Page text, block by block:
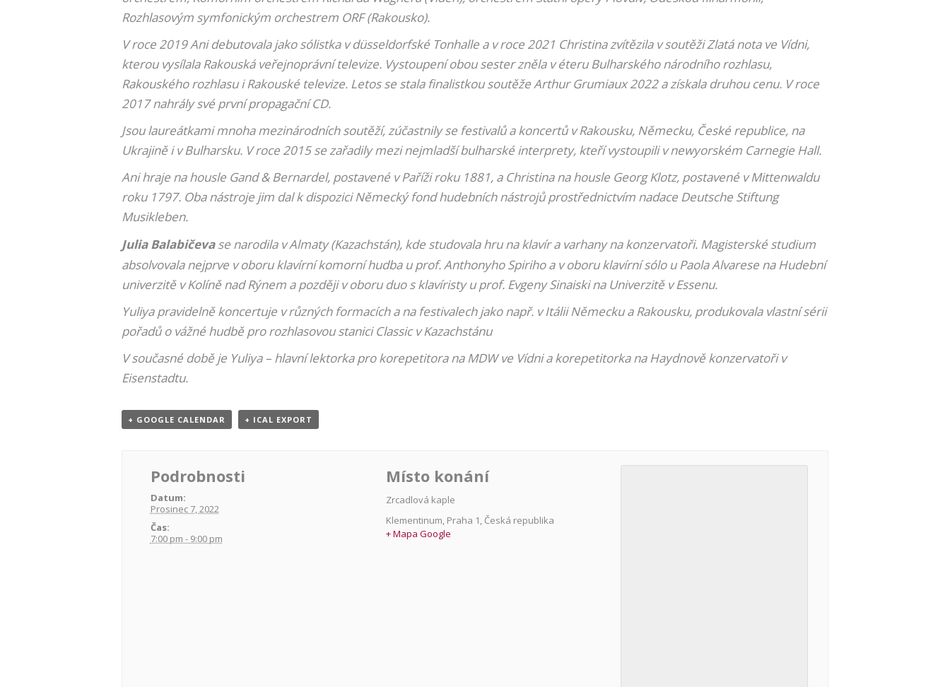
Rozhlasovým symfonickým orchestrem ORF (Rakousko).
V roce 2019 Ani debutovala jako sólistka v düsseldorfské Tonhalle a v roce 2021 Christina zvítězila v soutěži Zlatá nota ve Vídni,
kterou vysílala Rakouská veřejnoprávní televize. Vystoupení obou sester zněla v éteru Bulharského národního rozhlasu,
Rakouského rozhlasu i Rakouské televize. Letos se stala finalistkou soutěže Arthur Grumiaux 2022 a získala druhou cenu. V roce
2017 nahrály své první propagační CD.
Jsou laureátkami mnoha mezinárodních soutěží, zúčastnily se festivalů a koncertů v Rakousku, Německu, České republice, na
Ukrajině i v Bulharsku. V roce 2015 se zařadily mezi nejmladší bulharské interprety, kteří vystoupili v newyorském Carnegie Hall.
Ani hraje na housle Gand & Bernardel, postavené v Paříži roku 1881, a Christina na housle Georg Klotz, postavené v Mittenwaldu
roku 1797. Oba nástroje jim dal k dispozici Německý fond hudebních nástrojů prostřednictvím nadace Deutsche Stiftung
Musikleben.
Julia Balabičevase narodila v Almaty (Kazachstán), kde studovala hru na klavír a varhany na konzervatoři. Magisterské studium
absolvovala nejprve v oboru klavírní komorní hudba u prof. Anthonyho Spiriho a v oboru klavírní sólo u Paola Alvarese na Hudební
univerzitě v Kolíně nad Rýnem a později v oboru duo s klavíristy u prof. Evgeny Sinaiski na Univerzitě v Essenu.
Yuliya pravidelně koncertuje v různých formacích a na festivalech jako např. v Itálii Německu a Rakousku, produkovala vlastní sérii
pořadů o vážné hudbě pro rozhlasovou stanici Classic v Kazachstánu
V současné době je Yuliya – hlavní lektorka pro korepetitora na MDW ve Vídni a korepetitorka na Haydnově konzervatoři v
Eisenstadtu.
+ GOOGLE CALENDAR + ICAL EXPORT
Podrobnosti
Datum:
Prosinec 7, 2022
Čas:
7:00 pm - 9:00 pm
Místo konání
Zrcadlová kaple
Klementinum, Praha 1, Česká republika
+ Mapa Google